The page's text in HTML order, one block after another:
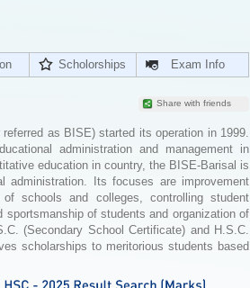
Scholorships Exam Info
Share with friends
as BISE) started its operation in 1999.
administration and management in
education in country, the BISE-Barisal is
Its focuses are improvement
schools and colleges, controlling student
of students and organization of
(Secondary School Certificate) and H.S.C.
scholarships to meritorious students based